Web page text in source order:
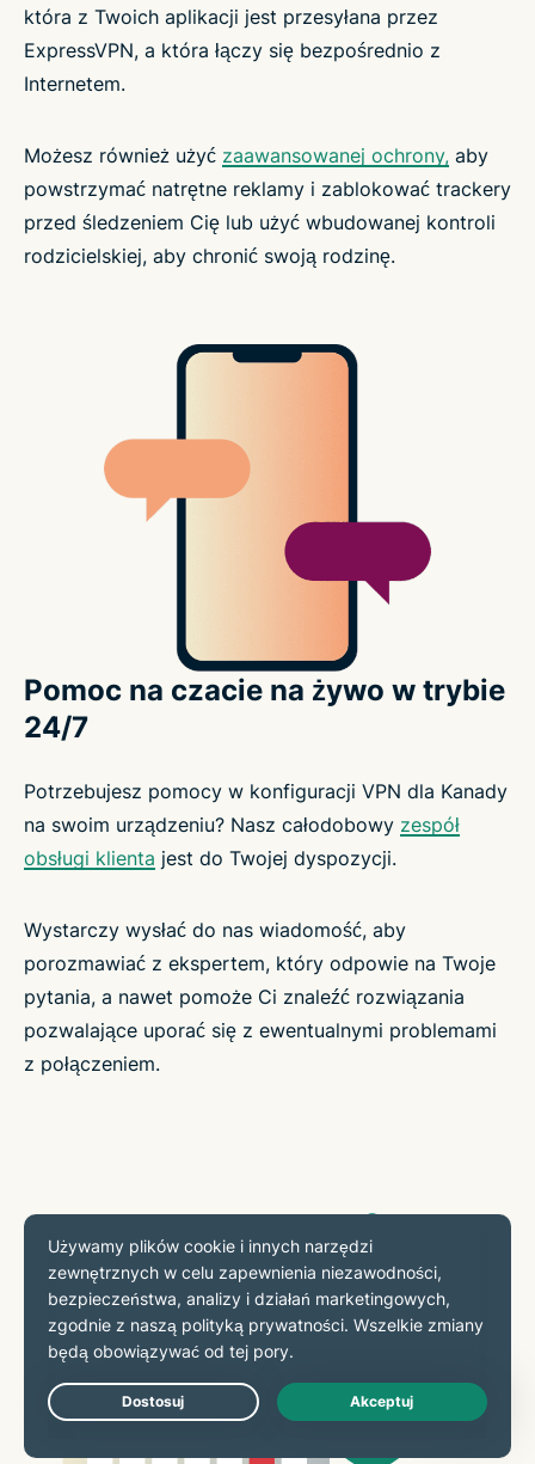
która z Twoich aplikacji jest przesyłana przez
ExpressVPN, a która łączy się bezpośrednio z
Internetem.
Możesz również użyć zaawansowanej ochrony, aby
powstrzymać natrętne reklamy i zablokować trackery
przed śledzeniem Cię lub użyć wbudowanej kontroli
rodzicielskiej, aby chronić swoją rodzinę.
Pomoc na czacie na żywo w trybie
24/7
Potrzebujesz pomocy w konfiguracji VPN dla Kanady
na swoim urządzeniu? Nasz całodobowy zespół
obsługi klienta jest do Twojej dyspozycji.
Wystarczy wysłać do nas wiadomość, aby
porozmawiać z ekspertem, który odpowie na Twoje
pytania, a nawet pomoże Ci znaleźć rozwiązania
pozwalające uporać się z ewentualnymi problemami
z połączeniem.
Live Chat